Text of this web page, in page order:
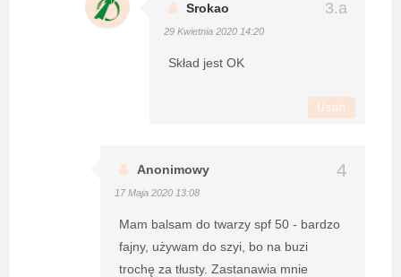
Srokao
29 Kwietnia 2020 14:20
Skład jest OK
Usuń
Anonimowy
17 Maja 2020 13:08
Mam balsam do twarzy spf 50 - bardzo
fajny, używam do szyi, bo na buzi
trochę za tłusty. Zastanawia mnie